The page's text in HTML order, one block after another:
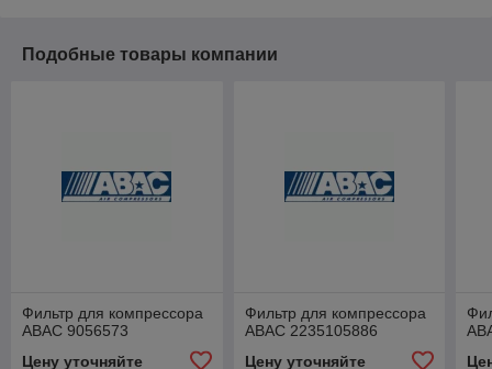
Подобные товары компании
Фильтр для компрессора
ABAC 9056573
Цену уточняйте
Фильтр для компрессора
ABAC 2235105886
Цену уточняйте